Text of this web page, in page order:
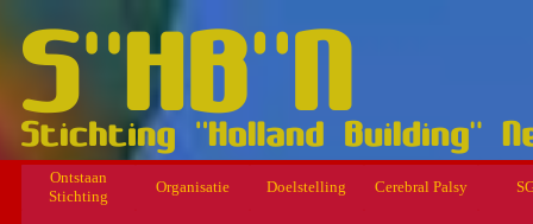
Ontstaan
Stichting
Organisatie Doelstelling Cerebral Palsy